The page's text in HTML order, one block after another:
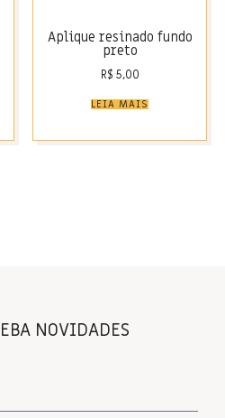
Aplique resinado fundo
preto
R$ 5,00
LEIA MAIS
NOVIDADES